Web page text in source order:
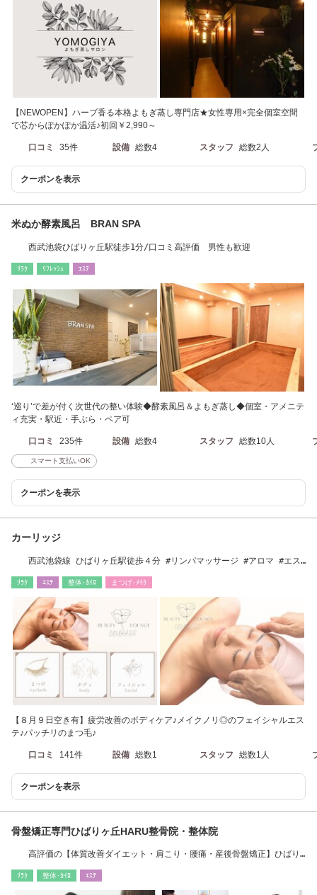
【NEWOPEN】ハーブ香る本格よもぎ蒸し専門店★女性専用×完全個室空間
で芯からぽかぽか温活♪初回￥2,990～
口コミ 35件 設備 総数4 スタッフ 総数2人
クーポンを表示
米ぬか酵素風呂 BRAN SPA
西武池袋ひばりヶ丘駅徒歩1分/口コミ高評価 男性も歓迎
ﾘﾗｸ ﾘﾌﾚｯｼｭ ｴｽﾃ
‘巡り’で差が付く次世代の整い体験◆酵素風呂＆よもぎ蒸し◆個室・アメニテ
ィ充実・駅近・手ぶら・ペア可
口コミ 235件 設備 総数4 スタッフ 総数10人
スマート支払いOK
クーポンを表示
カーリッジ
西武池袋線 ひばりヶ丘駅徒歩４分 #リンパマッサージ #アロマ #エス
ﾘﾗｸ ｴｽﾃ 整体･ｶｲﾛ まつげ･ﾒｲｸ
【８月９日空き有】疲労改善のボディケア♪メイクノリ◎のフェイシャルエス
テ♪パッチリのまつ毛♪
口コミ 141件 設備 総数1 スタッフ 総数1人
クーポンを表示
骨盤矯正専門ひばりヶ丘HARU整骨院・整体院
高評価の【体質改善ダイエット・肩こり・腰痛・産後骨盤矯正】ひばり
ﾘﾗｸ 整体･ｶｲﾛ ｴｽﾃ